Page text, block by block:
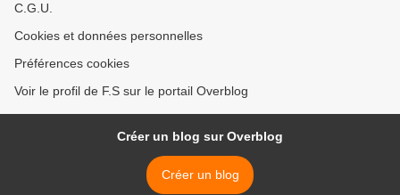
C.G.U.
Cookies et données personnelles
Préférences cookies
Voir le profil de F.S sur le portail Overblog
Créer un blog sur Overblog
Créer un blog